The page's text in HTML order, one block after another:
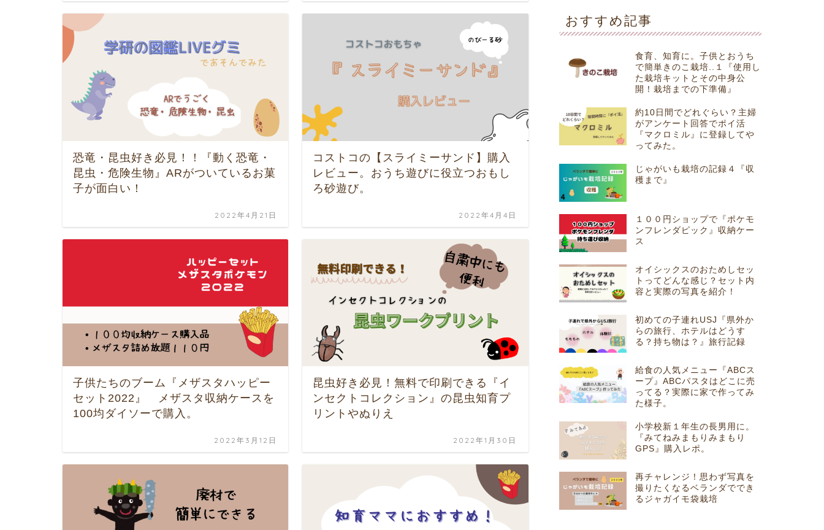
恐竜・昆虫好き必見！！『動く恐竜・
昆虫・危険生物』ARがついているお菓
子が面白い！
2022年4月21日
コストコの【スライミーサンド】購入
レビュー。おうち遊びに役立つおもし
ろ砂遊び。
2022年4月4日
子供たちのブーム『メザスタハッピー
セット2022』 メザスタ収納ケースを
100均ダイソーで購入。
2022年3月12日
昆虫好き必見！無料で印刷できる『イ
ンセクトコレクション』の昆虫知育プ
リントやぬりえ
2022年1月30日
おすすめ記事
食育、知育に。子供とおうち
で簡単きのこ栽培..１『使用し
た栽培キットとその中身公
開！栽培までの下準備』
約10日間でどれぐらい？主婦
がアンケート回答でポイ活
『マクロミル』に登録してや
ってみた。
じゃがいも栽培の記録４『収
穫まで』
１００円ショップで『ポケモ
ンフレンダピック』収納ケー
ス
オイシックスのおためしセッ
トってどんな感じ？セット内
容と実際の写真を紹介！
初めての子連れUSJ『県外か
らの旅行、ホテルはどうす
る？持ち物は？』旅行記録
給食の人気メニュー『ABCス
ープ』ABCパスタはどこに売
ってる？実際に家で作ってみ
た様子。
小学校新１年生の長男用に。
『みてねみまもりみまもり
GPS』購入レポ。
再チャレンジ！思わず写真を
撮りたくなるベランダででき
るジャガイモ袋栽培